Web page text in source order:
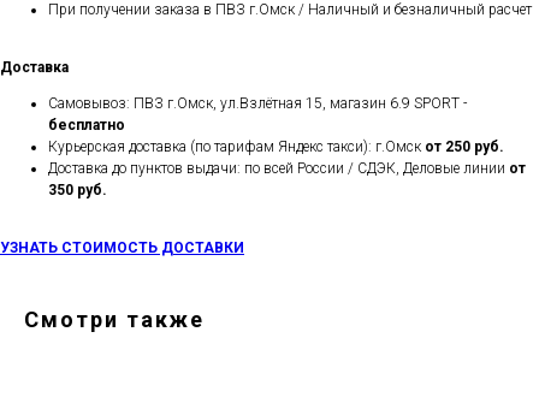
При получении заказа в ПВЗ г.Омск / Наличный и безналичный расчет
Доставка
Самовывоз: ПВЗ г.Омск, ул.Взлётная 15, магазин 6.9 SPORT -
бесплатно
Курьерская доставка (по тарифам Яндекс такси): г.Омск от 250 руб.
Доставка до пунктов выдачи: по всей России / СДЭК, Деловые линии от
350 руб.
УЗНАТЬ СТОИМОСТЬ ДОСТАВКИ
Смотри также